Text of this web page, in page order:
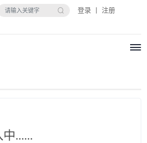
登录 丨 注册
......